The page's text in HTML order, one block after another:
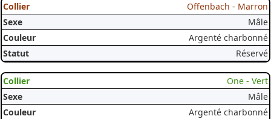
Offenbach - Marron
Mâle
Argenté charbonné
Réservé
One - Vert
Mâle
Argenté charbonné